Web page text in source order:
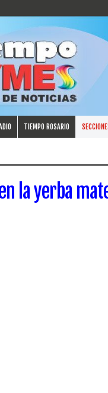
TIEMPO ROSARIO
la yerba